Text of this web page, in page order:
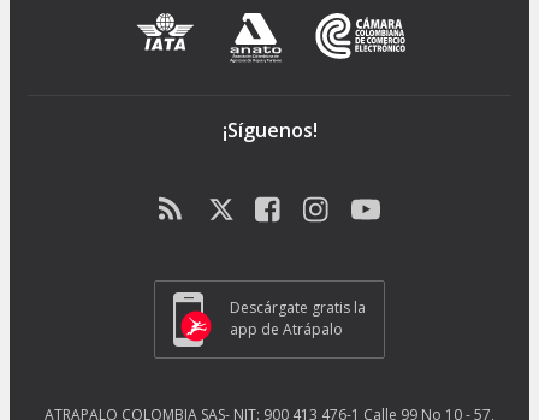
¡Síguenos!
Descárgate gratis la
app de Atrápalo
ATRAPALO COLOMBIA SAS- NIT: 900 413 476-1 Calle 99 No 10 - 57,